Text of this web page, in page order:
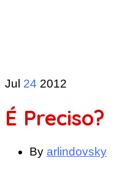
Jul 24 2012
É Preciso?
By arlindovsky